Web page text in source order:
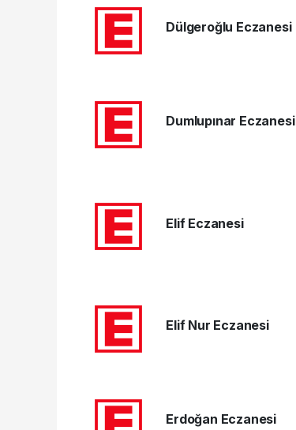
Dülgeroğlu Eczanesi
Dumlupınar Eczanesi
Elif Eczanesi
Elif Nur Eczanesi
Erdoğan Eczanesi